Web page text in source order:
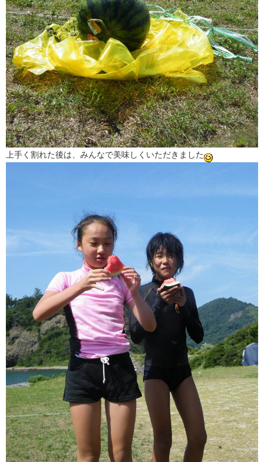
上手く割れた後は、みんなで美味しくいただきました